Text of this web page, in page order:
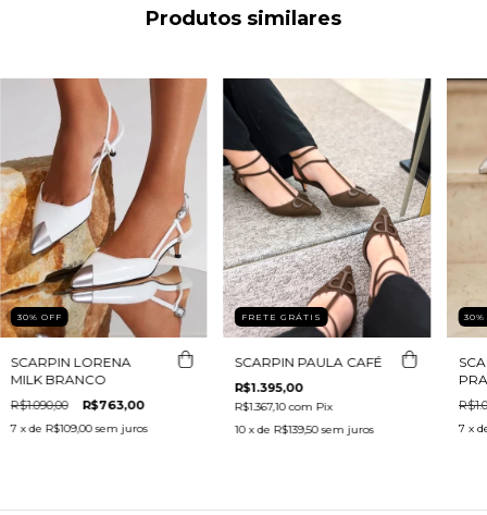
Produtos similares
30% OFF
SCARPIN LORENA
MILK BRANCO
R$1.090,00 R$763,00
7 x de R$109,00 sem juros
FRETE GRÁTIS
SCARPIN PAULA CAFÉ
R$1.395,00
R$1.367,10com Pix
10 x de R$139,50 sem juros
30
7 x